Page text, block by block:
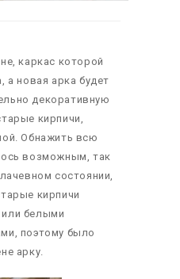
каркас которой
а новая арка будет
декоративную
кирпичи,
Обнажить всю
возможным, так
состоянии,
кирпичи
белыми
поэтому было
арку.